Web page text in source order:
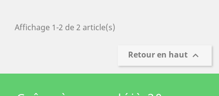
Affichage 1-2 de 2 article(s)
Retour en haut 